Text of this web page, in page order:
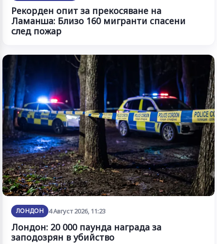
Рекорден опит за прекосяване на
Ламанша: Близо 160 мигранти спасени
след пожар
ЛОНДОН 4 Август 2026, 11:23
Лондон: 20 000 паунда награда за
заподозрян в убийство